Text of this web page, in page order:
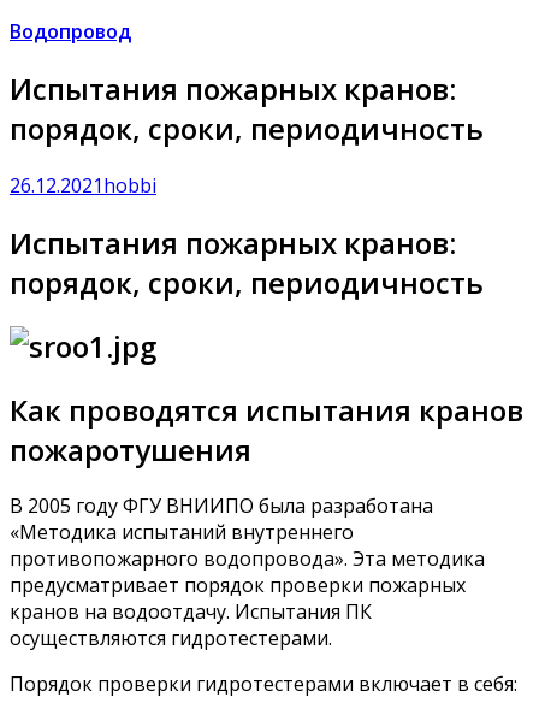
Водопровод
Испытания пожарных кранов:
порядок, сроки, периодичность
26.12.2021hobbi
Испытания пожарных кранов:
порядок, сроки, периодичность
Как проводятся испытания кранов
пожаротушения
В 2005 году ФГУ ВНИИПО была разработана
«Методика испытаний внутреннего
противопожарного водопровода». Эта методика
предусматривает порядок проверки пожарных
кранов на водоотдачу. Испытания ПК
осуществляются гидротестерами.
Порядок проверки гидротестерами включает в себя: